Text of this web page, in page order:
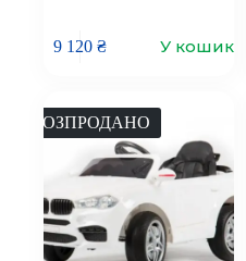
9 120₴ У кошик
РОЗПРОДАНО